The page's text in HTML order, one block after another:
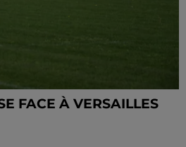
FACE À VERSAILLES